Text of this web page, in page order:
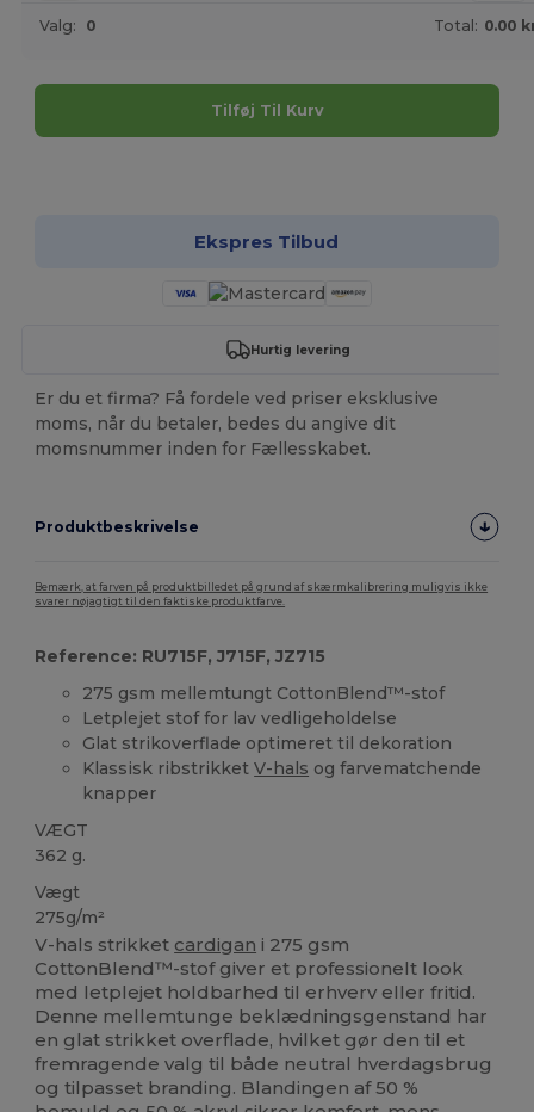
Valg: 0 Total: 0.00
Tilføj Til Kurv
Ekspres Tilbud
Hurtig levering
Er du et firma? Få fordele ved priser eksklusive
moms, når du betaler, bedes du angive dit
momsnummer inden for Fællesskabet.
Produktbeskrivelse
Bemærk, at farven på produktbilledet på grund af skærmkalibrering muligvis ikke
svarer nøjagtigt til den faktiske produktfarve.
Reference: RU715F, J715F, JZ715
275 gsm mellemtungt CottonBlend™-stof
Letplejet stof for lav vedligeholdelse
Glat strikoverflade optimeret til dekoration
Klassisk ribstrikketV-hals og farvematchende
knapper
VÆGT
362 g.
Vægt
275g/m²
V-hals strikket cardigan i 275 gsm
CottonBlend™-stof giver et professionelt look
med letplejet holdbarhed til erhverv eller fritid.
Denne mellemtunge beklædningsgenstand har
en glat strikket overflade, hvilket gør den til et
fremragende valg til både neutral hverdagsbrug
og tilpasset branding. Blandingen af 50 %